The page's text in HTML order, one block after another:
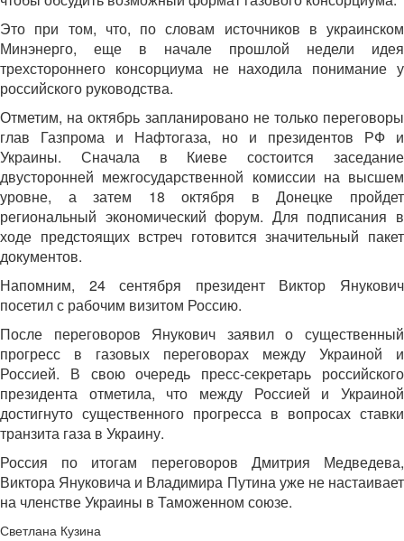
Это при том, что, по словам источников в украинском
Минэнерго, еще в начале прошлой недели идея
трехстороннего консорциума не находила понимание у
российского руководства.
Отметим, на октябрь запланировано не только переговоры
глав Газпрома и Нафтогаза, но и президентов РФ и
Украины. Сначала в Киеве состоится заседание
двусторонней межгосударственной комиссии на высшем
уровне, а затем 18 октября в Донецке пройдет
региональный экономический форум. Для подписания в
ходе предстоящих встреч готовится значительный пакет
документов.
Напомним, 24 сентября президент Виктор Янукович
посетил с рабочим визитом Россию.
После переговоров Янукович заявил о существенный
прогресс в газовых переговорах между Украиной и
Россией. В свою очередь пресс-секретарь российского
президента отметила, что между Россией и Украиной
достигнуто существенного прогресса в вопросах ставки
транзита газа в Украину.
Россия по итогам переговоров Дмитрия Медведева,
Виктора Януковича и Владимира Путина уже не настаивает
на членстве Украины в Таможенном союзе.
Светлана Кузина